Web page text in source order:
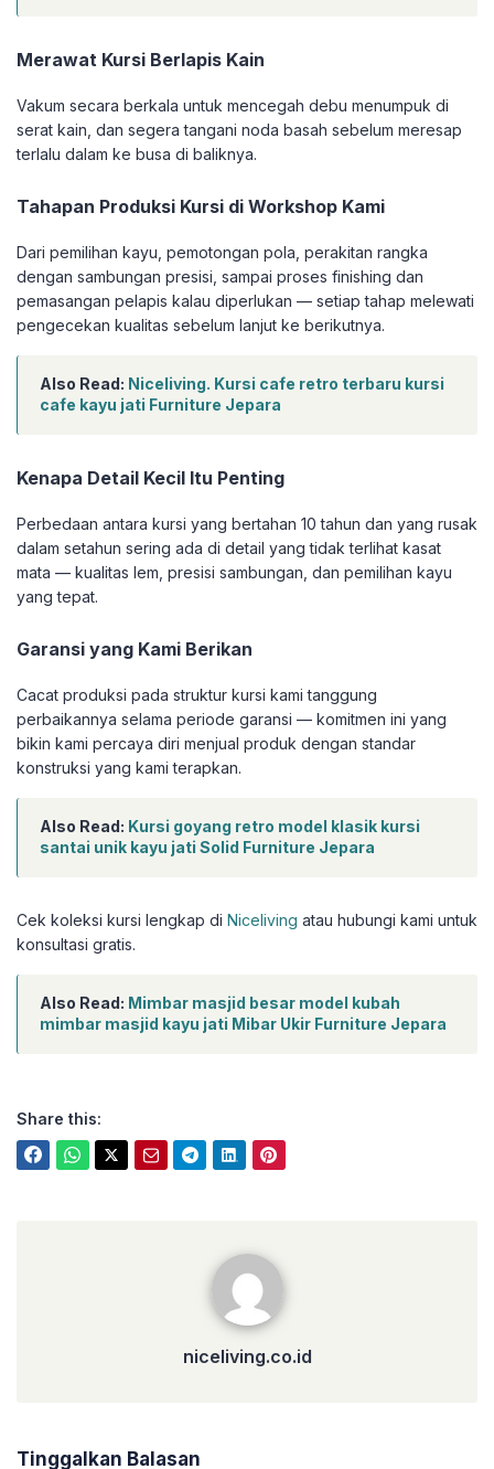
Merawat Kursi Berlapis Kain
Vakum secara berkala untuk mencegah debu menumpuk di
serat kain, dan segera tangani noda basah sebelum meresap
terlalu dalam ke busa di baliknya.
Tahapan Produksi Kursi di Workshop Kami
Dari pemilihan kayu, pemotongan pola, perakitan rangka
dengan sambungan presisi, sampai proses finishing dan
pemasangan pelapis kalau diperlukan — setiap tahap melewati
pengecekan kualitas sebelum lanjut ke berikutnya.
Also Read: Niceliving. Kursi cafe retro terbaru kursi
cafe kayu jati Furniture Jepara
Kenapa Detail Kecil Itu Penting
Perbedaan antara kursi yang bertahan 10 tahun dan yang rusak
dalam setahun sering ada di detail yang tidak terlihat kasat
mata — kualitas lem, presisi sambungan, dan pemilihan kayu
yang tepat.
Garansi yang Kami Berikan
Cacat produksi pada struktur kursi kami tanggung
perbaikannya selama periode garansi — komitmen ini yang
bikin kami percaya diri menjual produk dengan standar
konstruksi yang kami terapkan.
Also Read: Kursi goyang retro model klasik kursi
santai unik kayu jati Solid Furniture Jepara
Cek koleksi kursi lengkap di Niceliving atau hubungi kami untuk
konsultasi gratis.
Also Read: Mimbar masjid besar model kubah
mimbar masjid kayu jati Mibar Ukir Furniture Jepara
Share this:
niceliving.co.id
Tinggalkan Balasan